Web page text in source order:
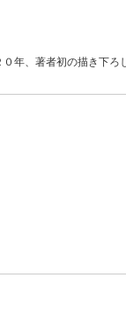
年、著者初の描き下ろ